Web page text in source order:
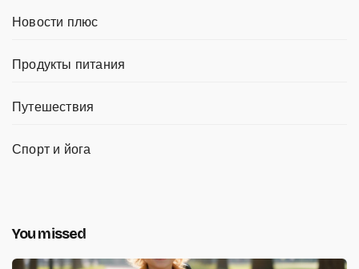
Новости плюс
Продукты питания
Путешествия
Спорт и йога
You missed